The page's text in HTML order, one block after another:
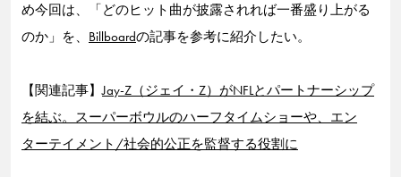
め今回は、「どのヒット曲が披露されれば一番盛り上がる
のか」を、 Billboardの記事を参考に紹介したい。
【関連記事】Jay-Z（ジェイ・Z）がNFLとパートナーシップ
を結ぶ。スーパーボウルのハーフタイムショーや、エン
ターテイメント/社会的公正を監督する役割に